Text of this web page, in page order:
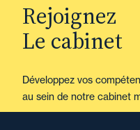
Rejoignez
Le cabinet
Développez vos
au sein de notre cabinet